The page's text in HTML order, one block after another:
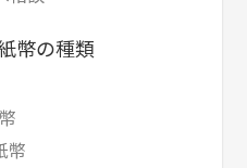
幣の種類
幣